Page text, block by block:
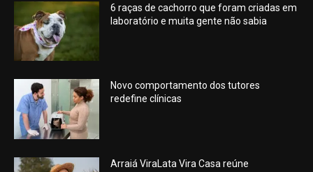
6 raças de cachorro que foram criadas em
laboratório e muita gente não sabia
Novo comportamento dos tutores
redefine clínicas
Arraiá ViraLata Vira Casa reúne